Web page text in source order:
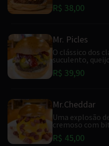
R$ 38,00
Mr. Picles
O clássico dos
suculento,
R$ 39,90
Mr.Cheddar
Uma explosão
cremoso com
R$ 45,00